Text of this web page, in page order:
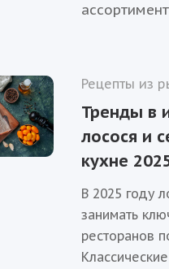
Рецепты из
Тренды в
лосося и
кухне
В 2025 году
занимать
ресторанов